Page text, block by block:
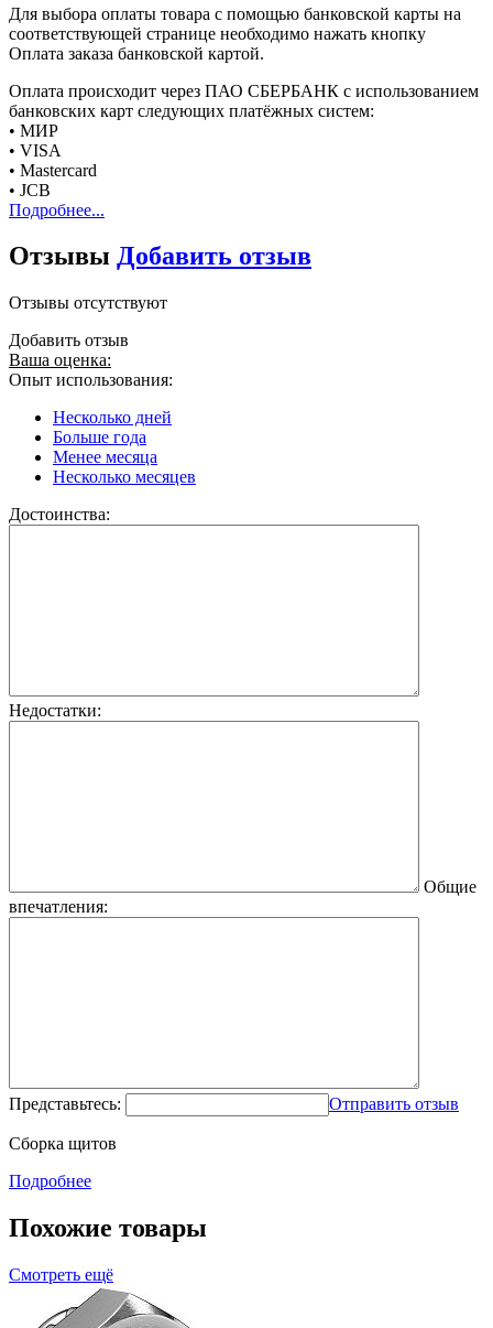
Для выбора оплаты товара с помощью банковской карты на
соответствующей странице необходимо нажать кнопку
Оплата заказа банковской картой.
Оплата происходит через ПАО СБЕРБАНК с использованием
банковских карт следующих платёжных систем:
• МИР
• VISA
• Mastercard
• JCB
Подробнее...
Отзывы Добавить отзыв
Отзывы отсутствуют
Добавить отзыв
Ваша оценка:
Опыт использования:
Несколько дней
Больше года
Менее месяца
Несколько месяцев
Достоинства:
Недостатки:
Общие
впечатления:
Представьтесь: Отправить отзыв
Сборка щитов
Подробнее
Похожие товары
Смотреть ещё